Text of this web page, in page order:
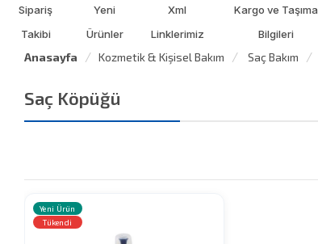
Sipariş
Takibi
Yeni
Ürünler
Xml
Linklerimiz
Kargo ve Taşıma
Bilgileri
Anasayfa Kozmetik & Kişisel Bakım Saç Bakım
Saç Köpüğü
Yeni Ürün
Tükendi